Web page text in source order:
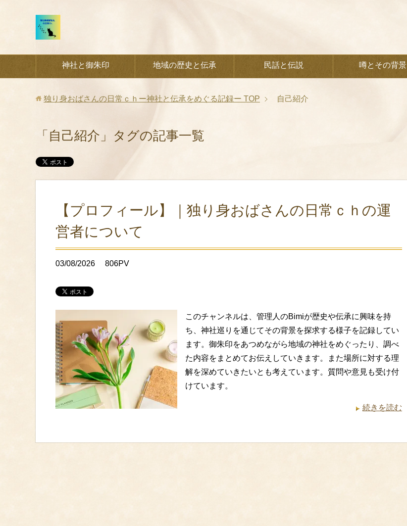
神社と御朱印 地域の歴史と伝承 民話と伝説 噂とその背景
独り身おばさんの日常ｃｈー神社と伝承をめぐる記録ー TOP 自己紹介
「自己紹介」タグの記事一覧
【プロフィール】｜独り身おばさんの日常ｃｈの運
営者について
03/08/2026 806PV
このチャンネルは、管理人のBimiが歴史や伝承に興味を持
ち、神社巡りを通じてその背景を探求する様子を記録してい
ます。御朱印をあつめながら地域の神社をめぐったり、調べ
た内容をまとめてお伝えしていきます。また場所に対する理
解を深めていきたいとも考えています。質問や意見も受け付
けています。
続きを読む